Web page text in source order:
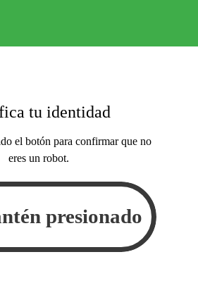
tu identidad
el botón para confirmar que no
eres un robot.